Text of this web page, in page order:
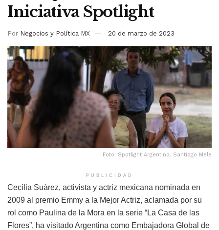
Iniciativa Spotlight
Por Negocios y Política MX 20 de marzo de 2023
Foto: Spotlight Argentina. Santiago Mele
PUBLICIDAD
Cecilia Suárez, activista y actriz mexicana nominada en
2009 al premio Emmy a la Mejor Actriz, aclamada por su
rol como Paulina de la Mora en la serie “La Casa de las
Flores”, ha visitado Argentina como Embajadora Global de